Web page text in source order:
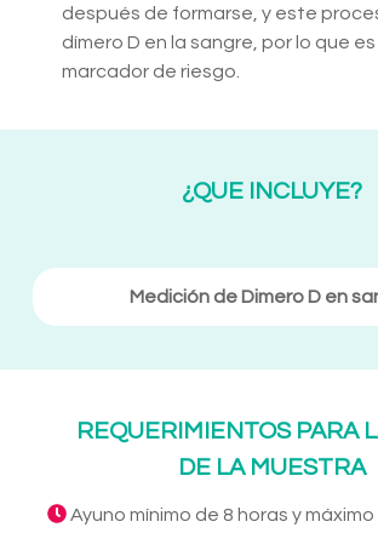
después de formarse, y este
dímero D en la sangre, por lo que
marcador de riesgo.
¿QUE INCLUYE?
Medición de Dimero D en
REQUERIMIENTOS PARA
DE LA MUESTRA
Ayuno mínimo de 8 horas y